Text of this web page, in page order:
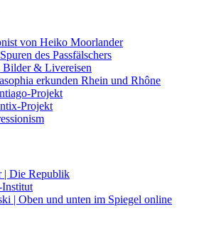
von Heiko Moorlander
des Passfälschers
& Livereisen
erkunden Rhein und Rhône
Projekt
Projekt
| Die Republik
| Oben und unten im Spiegel online